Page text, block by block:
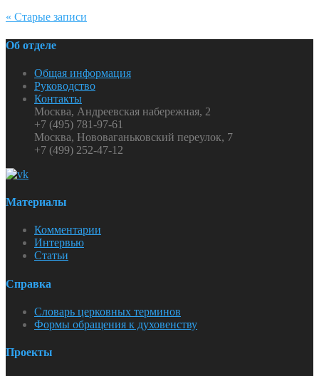
« Старые записи
Об отделе
Общая информация
Руководство
Контакты
Москва, Андреевская набережная, 2
+7 (495) 781-97-61
Москва, Нововаганьковский переулок, 7
+7 (499) 252-47-12
Материалы
Комментарии
Интервью
Статьи
Справка
Словарь церковных терминов
Формы обращения к духовенству
Проекты